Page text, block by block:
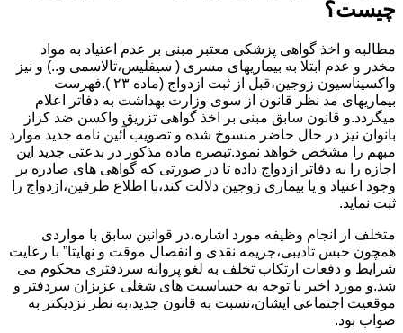
چیست؟
مطالبه و اخذ گواهی پزشکی معتبر مبنی بر عدم اعتیاد به مواد
مخدر و عدم ابتلا به بیماریهای مسری ( سیفلیس،تالاسمی و..) و نیز
واکسیناسیون زوجین،قبل از ثبت ازدواج (ماده ۲۳ ).فهرست
بیماریهای مد نظر قانون از سوی وزارت بهداشت به دفاتر اعلام
میگردد.و قانون سابق مبنی بر اخذ گواهی تزریق واکسن ضد کزاز
بانوان نیز در حال حاضر منسوخ شده و تصویب آئین نامه جدید موارد
مبهم را مشخص خواهد نمود.تبصره ماده مذکور در بدعتی جدید این
اجازه را به دفاتر ازدواج داده تا در صورتی که گواهی های صادره بر
وجود اعتیاد و یا بیماری زوجین دلالت کند،با اطلاع طرفین،ازدواج را
ثبت نماید.
متخلف از انجام وظیفه مورد اشاره،در قوانین سابق با مواردی
همچون حبس تادیبی،جریمه نقدی و انفصال موقت و نهایتا” با رعایت
شرایط و دفعات ارتکاب تخلف به لغو پروانه سردفتری محکوم می
شد.و مورد اخیر با توجه به حساسیت های شغلی عزیزان سردفتر و
موقعیت اجتماعی ایشان،نسبت به قانون جدید،به نظر نزدیکتر به
صواب بود.